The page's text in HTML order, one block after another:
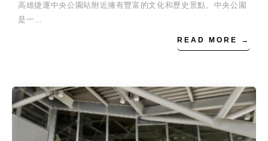
高雄捷運中央公園站附近擁有豐富的文化和歷史景點。中央公園
是一…
READ MORE →